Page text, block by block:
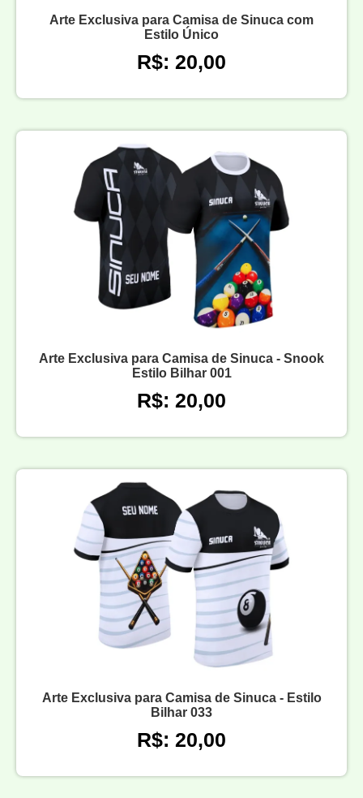
Arte Exclusiva para Camisa de Sinuca com
Estilo Único
R$: 20,00
Arte Exclusiva para Camisa de Sinuca - Snook
Estilo Bilhar 001
R$: 20,00
Arte Exclusiva para Camisa de Sinuca - Estilo
Bilhar 033
R$: 20,00